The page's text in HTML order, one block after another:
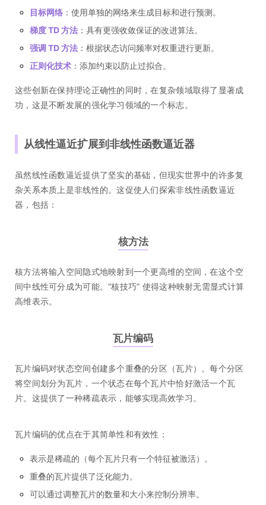
目标网络 ：使用单独的网络来生成目标和进行预测。
梯度 TD 方法 ：具有更强收敛保证的改进算法。
强调 TD 方法 ：根据状态访问频率对权重进行更新。
正则化技术 ：添加约束以防止过拟合。
这些创新在保持理论正确性的同时，在复杂领域取得了显著成
功，这是不断发展的强化学习领域的一个标志。
从线性逼近扩展到非线性函数逼近器
虽然线性函数逼近提供了坚实的基础，但现实世界中的许多复
杂关系本质上是非线性的。这促使人们探索非线性函数逼近
器，包括：
核方法
核方法将输入空间隐式地映射到一个更高维的空间，在这个空
间中线性可分成为可能。“核技巧” 使得这种映射无需显式计算
高维表示。
瓦片编码
瓦片编码对状态空间创建多个重叠的分区（瓦片）。每个分区
将空间划分为瓦片，一个状态在每个瓦片中恰好激活一个瓦
片。这提供了一种稀疏表示，能够实现高效学习。
瓦片编码的优点在于其简单性和有效性：
表示是稀疏的（每个瓦片只有一个特征被激活）。
重叠的瓦片提供了泛化能力。
可以通过调整瓦片的数量和大小来控制分辨率。